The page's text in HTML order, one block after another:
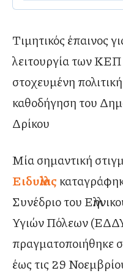
Τιμητικός έπαινος
λειτουργία των ΚΕΠ
στοχευμένη
καθοδήγηση του
Δρίκου
Μία σημαντική
Ειδυλλίας
Συνέδριο του
Υγιών Πόλεων
πραγματοποιήθηκε
έως τις 29